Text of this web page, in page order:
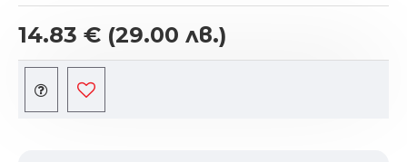
14.83 € (29.00 лв.)